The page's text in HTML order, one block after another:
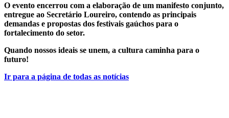
O evento encerrou com a elaboração de um manifesto conjunto,
entregue ao Secretário Loureiro, contendo as principais
demandas e propostas dos festivais gaúchos para o
fortalecimento do setor.
Quando nossos ideais se unem, a cultura caminha para o
futuro!
Ir para a página de todas as notícias